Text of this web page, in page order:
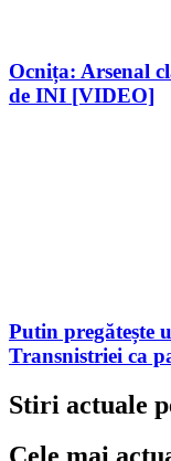
Ocnița: Arsenal
de INI [VIDEO]
Putin pregătește
Transnistriei ca
Stiri actuale